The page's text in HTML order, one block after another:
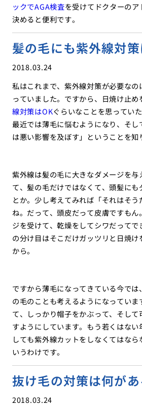
ックでAGA検査を受けてドクターの
決めると便利です。
髪の毛にも紫外線対
2018.03.24
私はこれまで、紫外線対策が必要な
っていました。ですから、日焼け止め
線対策はOKぐらいなことを思ってい
最近では薄毛に悩むようになり、そ
は悪い影響を及ぼす」ということを知
紫外線は髪の毛に大きなダメージを
て、髪の毛だけではなくて、頭髪に
とか。少し考えてみれば「それはそう
ね。だって、頭皮だって皮膚ですも
ジを受けて、乾燥をしてシワだって
の分け目はそこだけガッツリと日焼
から。
ですから薄毛になってきている今で
の毛のことも考えるようになっていま
て、しっかり帽子をかぶって、そし
すようにしています。もう若くはな
しても紫外線カットをしなくてはな
いうわけです。
抜け毛の対策は何が
2018.03.24